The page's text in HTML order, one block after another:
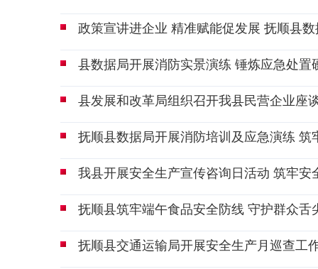
政策宣讲进企业 精准赋能促发展 抚顺县
县数据局开展消防实景演练 锤炼应急处置
县发展和改革局组织召开我县民营企业座
抚顺县数据局开展消防培训及应急演练 筑
我县开展安全生产宣传咨询日活动 筑牢安
抚顺县筑牢端午食品安全防线 守护群众舌
抚顺县交通运输局开展安全生产月巡查工